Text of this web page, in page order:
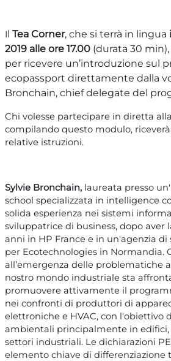
Il Tea Corner, che si terrà in lingua
2019 alle ore 17.00 (durata 30
per ricevere un’introduzione sul
ecopassport direttamente dalla
Bronchain, chief delegate del
Chi volesse partecipare in diretta
compilando questo modulo,
relative istruzioni.
Sylvie Bronchain, laureata presso
school specializzata in intelligence
solida esperienza nei sistemi
sviluppatrice di business, dopo aver
anni in HP France e in un'agenzia
per Ecotechnologies in Normandia.
all’emergenza delle problematiche
nostro mondo industriale sta
promuovere attivamente il
nei confronti di produttori di
elettroniche e HVAC, con l'obiettivo
ambientali principalmente in
settori industriali. Le dichiarazioni
elemento chiave di differenziazione